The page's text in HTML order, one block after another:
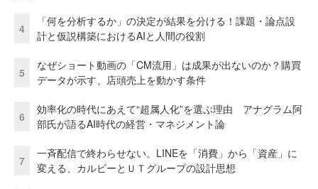
4
「何を分析するか」の決定が結果を分ける！課題・論点設
計と仮説構築におけるAIと人間の役割
5
なぜショート動画の「CM流用」は成果が出ないのか？購買
データが示す、店頭売上を動かす条件
6
効率化の時代にあえて“超属人化”を選ぶ理由 アナグラム阿
部氏が語るAI時代の経営・マネジメント論
7
一斉配信で終わらせない。LINEを「消費」から「資産」に
変える、カルビーとＵＴグループの設計思想